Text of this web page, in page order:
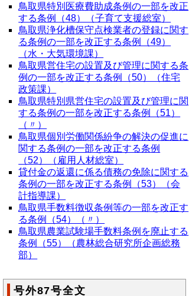
鳥取県特別医療費助成条例の一部を改正
する条例（48）（子育て支援総室）
鳥取県浄化槽保守点検業者の登録に関す
る条例の一部を改正する条例（49）
（水・大気環境課）
鳥取県営住宅の設置及び管理に関する条
例の一部を改正する条例（50）（住宅
政策課）
鳥取県特別県営住宅の設置及び管理に関
する条例の一部を改正する条例（51）
（〃）
鳥取県個別労働関係紛争の解決の促進に
関する条例の一部を改正する条例
（52）（雇用人材総室）
貸付金の返還に係る債務の免除に関する
条例の一部を改正する条例（53）（会
計指導課）
鳥取県手数料徴収条例等の一部を改正す
る条例（54）（〃）
鳥取県農業試験場手数料条例を廃止する
条例（55）（農林総合研究所企画総務
部）
号外87号全文